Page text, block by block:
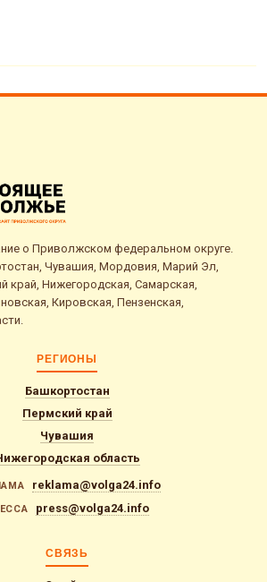
о Приволжском федеральном округе.
Чувашия, Мордовия, Марий Эл,
край, Нижегородская, Самарская,
Кировская, Пензенская,
РЕГИОНЫ
Башкортостан
Пермский край
Чувашия
область
reklama@volga24.info
press@volga24.info
СВЯЗЬ